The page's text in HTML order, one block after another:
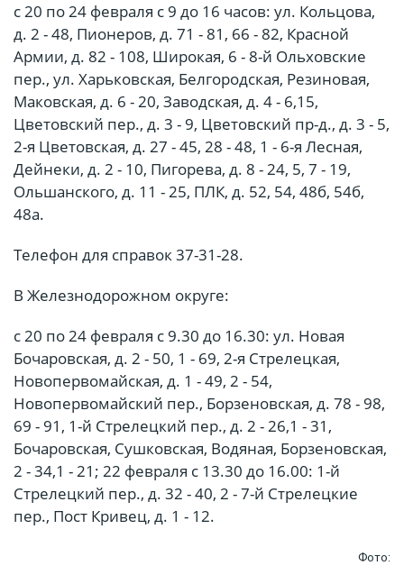
с 20 по 24 февраля с 9 до 16 часов: ул. Кольцова,
д. 2 - 48, Пионеров, д. 71 - 81, 66 - 82, Красной
Армии, д. 82 - 108, Широкая, 6 - 8-й Ольховские
пер., ул. Харьковская, Белгородская, Резиновая,
Маковская, д. 6 - 20, Заводская, д. 4 - 6,15,
Цветовский пер., д. 3 - 9, Цветовский пр-д., д. 3 - 5,
2-я Цветовская, д. 27 - 45, 28 - 48, 1 - 6-я Лесная,
Дейнеки, д. 2 - 10, Пигорева, д. 8 - 24, 5, 7 - 19,
Ольшанского, д. 11 - 25, ПЛК, д. 52, 54, 48б, 54б,
48а.
Телефон для справок 37-31-28.
В Железнодорожном округе:
с 20 по 24 февраля с 9.30 до 16.30: ул. Новая
Бочаровская, д. 2 - 50, 1 - 69, 2-я Стрелецкая,
Новопервомайская, д. 1 - 49, 2 - 54,
Новопервомайский пер., Борзеновская, д. 78 - 98,
69 - 91, 1-й Стрелецкий пер., д. 2 - 26,1 - 31,
Бочаровская, Сушковская, Водяная, Борзеновская,
2 - 34,1 - 21; 22 февраля с 13.30 до 16.00: 1-й
Стрелецкий пер., д. 32 - 40, 2 - 7-й Стрелецкие
пер., Пост Кривец, д. 1 - 12.
Фото: